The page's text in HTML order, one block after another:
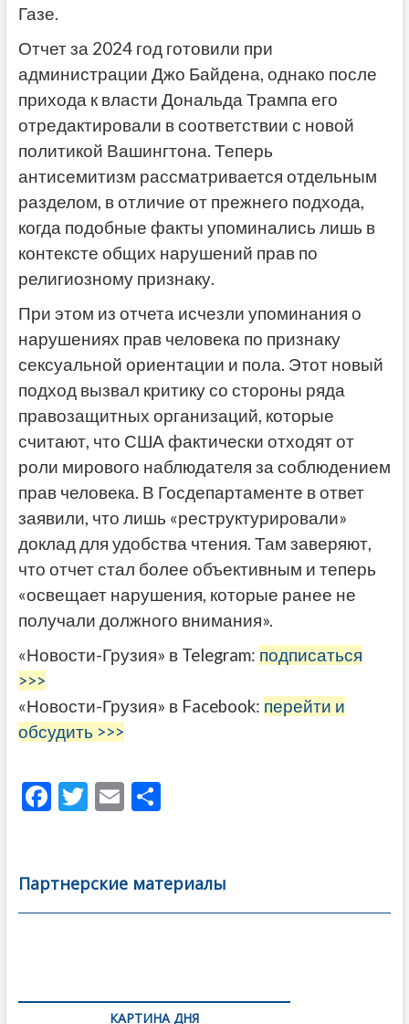
Газе.
Отчет за 2024 год готовили при
администрации Джо Байдена, однако после
прихода к власти Дональда Трампа его
отредактировали в соответствии с новой
политикой Вашингтона. Теперь
антисемитизм рассматривается отдельным
разделом, в отличие от прежнего подхода,
когда подобные факты упоминались лишь в
контексте общих нарушений прав по
религиозному признаку.
При этом из отчета исчезли упоминания о
нарушениях прав человека по признаку
сексуальной ориентации и пола. Этот новый
подход вызвал критику со стороны ряда
правозащитных организаций, которые
считают, что США фактически отходят от
роли мирового наблюдателя за соблюдением
прав человека. В Госдепартаменте в ответ
заявили, что лишь «реструктурировали»
доклад для удобства чтения. Там заверяют,
что отчет стал более объективным и теперь
«освещает нарушения, которые ранее не
получали должного внимания».
«Новости-Грузия» в Telegram: подписаться
>>>
«Новости-Грузия» в Facebook: перейти и
обсудить >>>
F
b
o
T
er
E
l
О
а
в
Партнерские материалы
по
КАРТИНА ДНЯ